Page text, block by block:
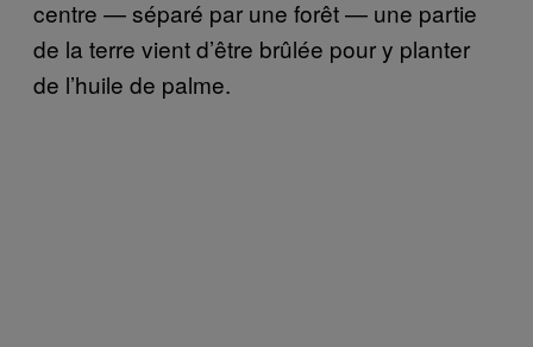
centre — séparé par une forêt — une partie
de la terre vient d’être brûlée pour y planter
de l’huile de palme.